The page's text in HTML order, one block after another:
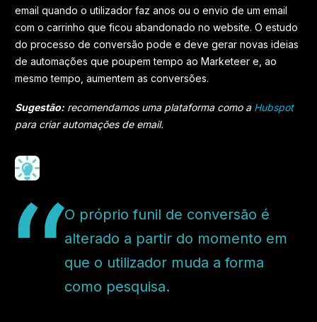
email quando o utilizador faz anos ou o envio de um email
com o carrinho que ficou abandonado no website. O estudo
do processo de conversão pode e deve gerar novas ideias
de automações que poupem tempo ao Marketeer e, ao
mesmo tempo, aumentem as conversões.
Sugestão: recomendamos uma plataforma como a Hubspot
para criar automações de email.
O próprio funil de conversão é
alterado a partir do momento em
que o utilizador muda a forma
como pesquisa.